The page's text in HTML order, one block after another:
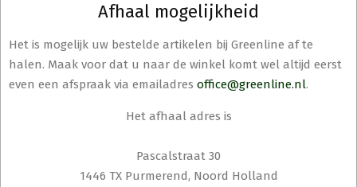
Afhaal mogelijkheid
Het is mogelijk uw bestelde artikelen bij Greenline af te
halen. Maak voor dat u naar de winkel komt wel altijd eerst
even een afspraak via emailadres office@greenline.nl.
Het afhaal adres is
Pascalstraat 30
1446 TX Purmerend, Noord Holland